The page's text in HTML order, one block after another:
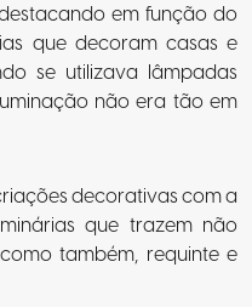
em função do
que decoram casas e
se utilizava lâmpadas
não era tão em
decorativas com a
que trazem não
também, requinte e